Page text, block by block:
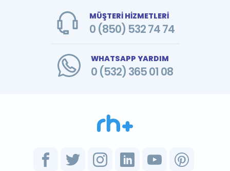
MÜŞTERİ HİZMETLERİ
0 (850) 532 74 74
WHATSAPP YARDIM
0 (532) 365 01 08